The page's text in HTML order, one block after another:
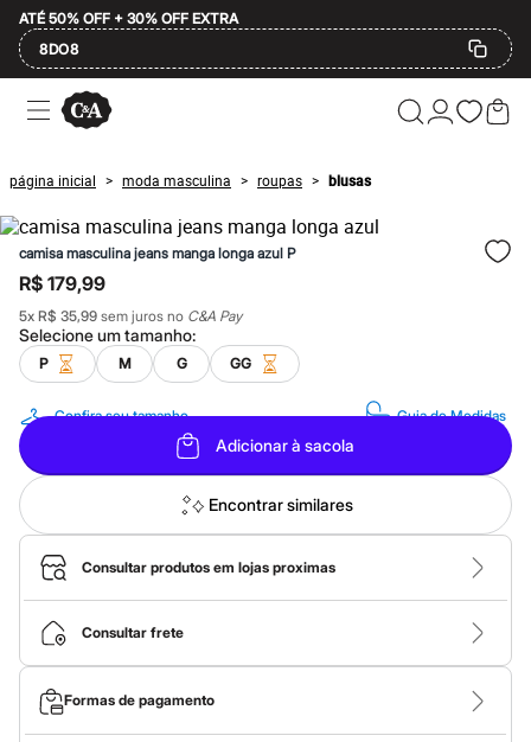
ATÉ 50% OFF + 30% OFF EXTRA
8DO8
Ofertas
Compre por Departamento
Masculino
Infantil
Calçados
Plus Size
2 calçados por R$189
2 peças por R$199
3 lingeries por R$99
3 itens de beleza por R$129
Até 20% off
Até 40% off
Até 60% off
A partir de 60% off
Feminino
Em alta
Inverno
Alfaiataria
Novidades
Roupas
Blusas e Camisetas
Básicos
Calças
Casacos e Jaquetas
Jeans
Macacões
Saias
Shorts e Bermudas
Vestidos
página inicial > moda masculina > roupas > blusas
camisa masculina jeans manga longa azul P
R$ 179,99
5x R$ 35,99 sem juros no C&A Pay
Selecione umtamanho:
P M G GG
Confira seu tamanho Guia de Medidas
Adicionar à sacola
Encontrar similares
Consultar produtos em lojas proximas
Consultar frete
Formas de pagamento